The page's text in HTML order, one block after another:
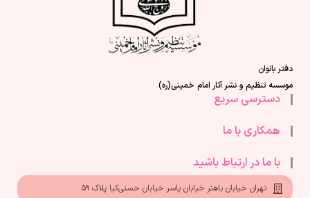
دفتر بانوان
موسسه تنظیم و نشر آثار امام خمینی(ره)
دسترسی سریع
همکاری با ما
با ما در ارتباط باشید
تهران خیابان باهنر خیابان یاسر خیابان حسنی‌کیا پلاک ۵۹